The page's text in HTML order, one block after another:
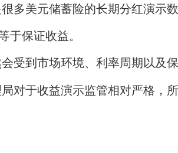
多美元储蓄险的长期分红演示数
于保证收益。
受到市场环境、利率周期以及保
对于收益演示监管相对严格，